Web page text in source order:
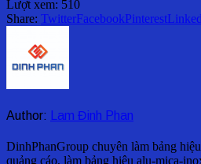
Lượt xem: 510
Share: TwitterFacebookPinterest
Author: Lam Đinh Phan
DinhPhanGroup chuyên làm bảng
quảng cáo, làm bảng hiệu alu-mica-